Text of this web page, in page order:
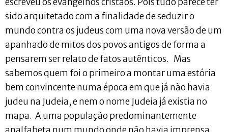
sido arquitetado com a finalidade de seduzir o
mundo contra os judeus com uma nova versão de um
apanhado de mitos dos povos antigos de forma a
pensarem ser relato de fatos autênticos. Mas
sabemos quem foi o primeiro a montar uma estória
bem convincente numa época em que já não havia
judeu na Judeia, e nem o nome Judeia já existia no
mapa. A uma população predominantemente